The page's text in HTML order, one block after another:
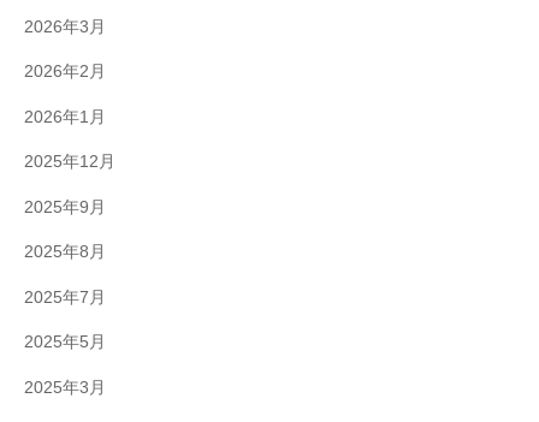
2026年3月
2026年2月
2026年1月
2025年12月
2025年9月
2025年8月
2025年7月
2025年5月
2025年3月